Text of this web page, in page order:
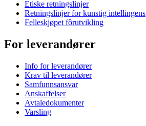
Etiske retningslinjer
Retningslinjer for kunstig intellingens
Felleskjøpet fôrutvikling
For leverandører
Info for leverandører
Krav til leverandører
Samfunnsansvar
Anskaffelser
Avtaledokumenter
Varsling